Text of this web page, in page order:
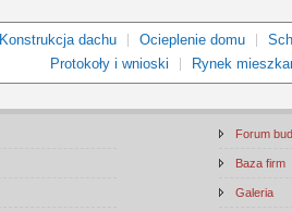
Konstrukcja dachu Ocieplenie domu
Protokoły i wnioski
Rynek
Forum
Baza firm
Galeria